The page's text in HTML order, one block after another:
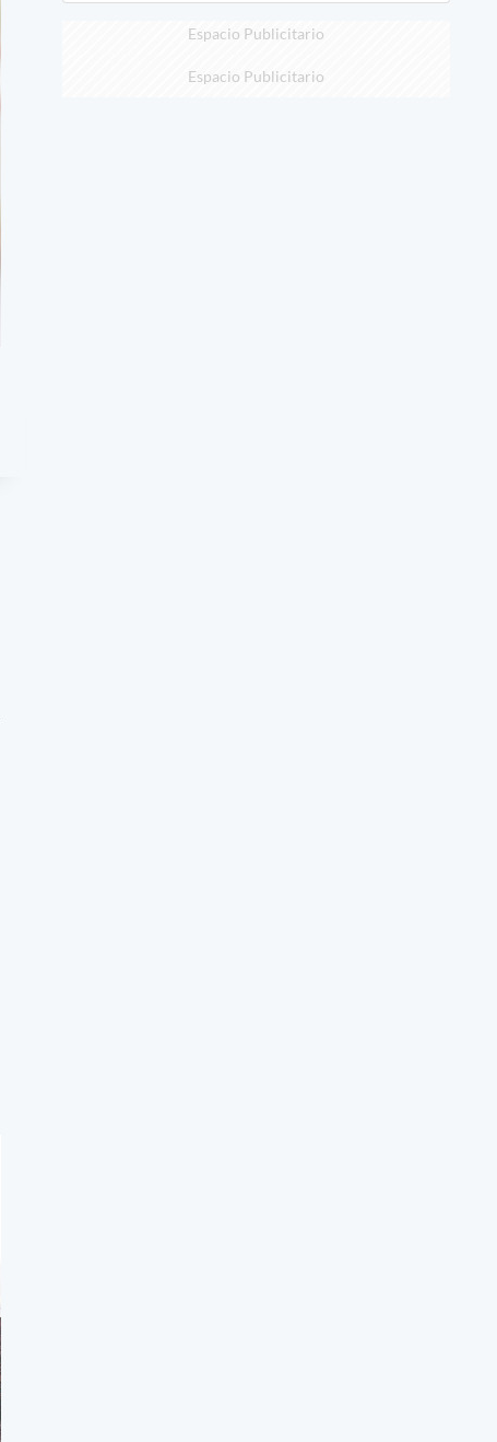
Espacio Publicitario
Espacio Publicitario